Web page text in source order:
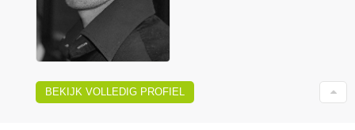
BEKIJK VOLLEDIG PROFIEL